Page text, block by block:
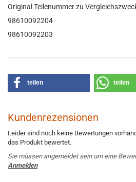
Original Teilenummer zu
98610092204
98610092203
teilen teilen
Kundenrezensionen
Leider sind noch keine Bewertungen
das Produkt bewertet.
Sie müssen angemeldet sein um eine
Anmelden